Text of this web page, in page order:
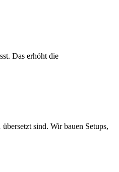
Das erhöht die
sind. Wir bauen Setups,